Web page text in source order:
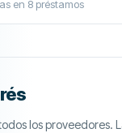
crediticia
en 8 préstamos
los proveedores.